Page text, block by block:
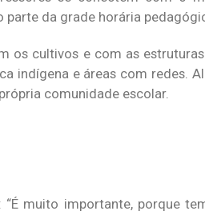
parte da grade horária
os cultivos e com as
indígena e áreas com redes.
comunidade escolar.
muito importante, porque